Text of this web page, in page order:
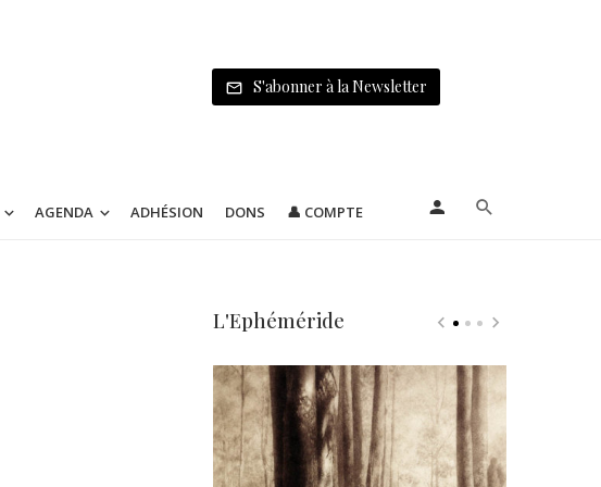
S'abonner à la Newsletter
AGENDA ADHÉSION DONS 👤 COMPTE
L'Ephéméride